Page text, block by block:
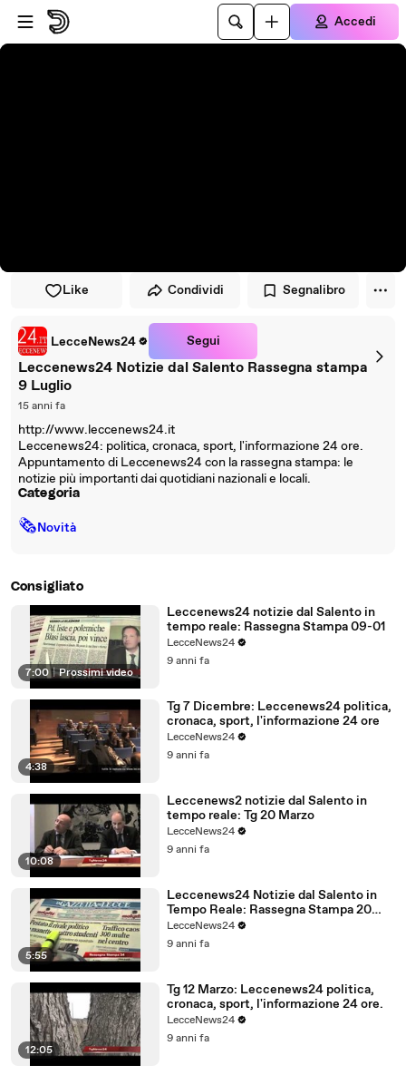
Vai al lettore
Passa al contenuto principale
Accedi
Like Condividi Segnalibro
LecceNews24 Segui
Leccenews24 Notizie dal Salento Rassegna stampa
9 Luglio
15 anni fa
http://www.leccenews24.it
Leccenews24: politica, cronaca, sport, l'informazione 24 ore.
Appuntamento di Leccenews24 con la rassegna stampa: le
notizie più importanti dai quotidiani nazionali e locali.
Categoria
🗞Novità
Consigliato
7:00 | Prossimi video
Leccenews24 notizie dal Salento in
tempo reale: Rassegna Stampa 09-01
LecceNews24
9 anni fa
4:38
Tg 7 Dicembre: Leccenews24 politica,
cronaca, sport, l'informazione 24 ore
LecceNews24
9 anni fa
10:08
Leccenews2 notizie dal Salento in
tempo reale: Tg 20 Marzo
LecceNews24
9 anni fa
5:55
Leccenews24 Notizie dal Salento in
Tempo Reale: Rassegna Stampa 20
Marzo
LecceNews24
9 anni fa
12:05
Tg 12 Marzo: Leccenews24 politica,
cronaca, sport, l'informazione 24 ore.
LecceNews24
9 anni fa